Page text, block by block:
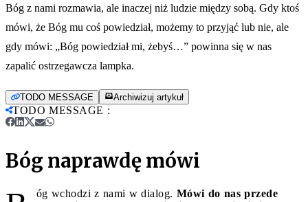
Bóg z nami rozmawia, ale inaczej niż ludzie między sobą. Gdy ktoś
mówi, że Bóg mu coś powiedział, możemy to przyjąć lub nie, ale
gdy mówi: „Bóg powiedział mi, żebyś…” powinna się w nas
zapalić ostrzegawcza lampka.
TODO MESSAGE Archiwizuj artykuł
TODO MESSAGE :
Bóg naprawdę mówi
óg wchodzi z nami w dialog. Mówi do nas przede